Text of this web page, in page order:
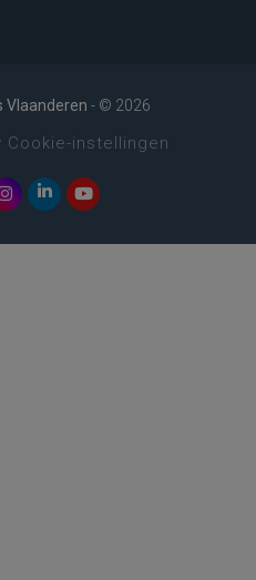
Vlaanderen - © 2026
Cookie-instellingen